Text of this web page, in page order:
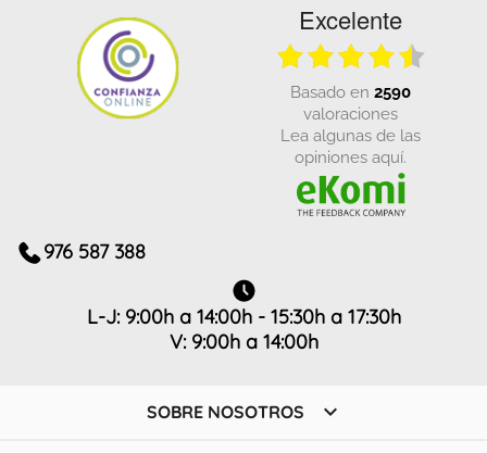
Excelente
basado en 2590
valoraciones
Lea algunas de las
opiniones aquí.
976 587 388
L-J: 9:00h a 14:00h - 15:30h a 17:30h
V: 9:00h a 14:00h
SOBRE NOSOTROS 